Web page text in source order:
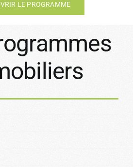
LE PROGRAMME